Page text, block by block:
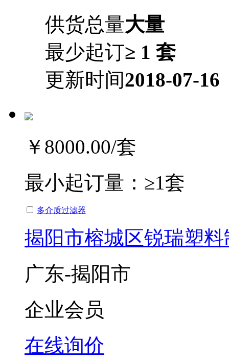
供货总量大量
最少起订≥ 1 套
更新时间2018-07-16
￥8000.00/套
最小起订量： ≥1套
多介质过滤器
揭阳市榕城区锐瑞塑
广东-揭阳市
企业会员
在线询价